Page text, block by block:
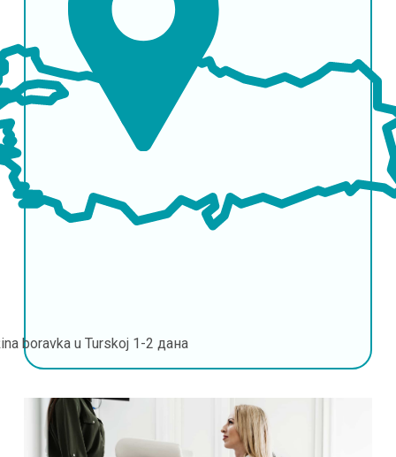
boravka u Turskoj 1-2 дана